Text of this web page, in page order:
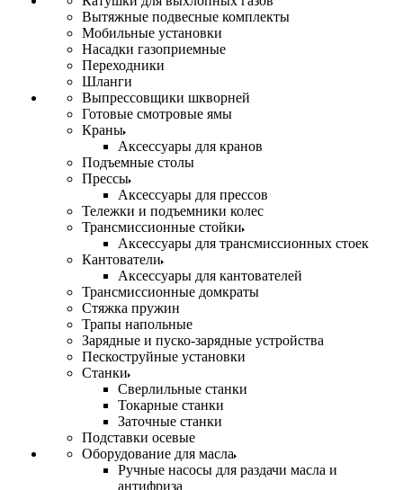
Вытяжные подвесные комплекты
Мобильные установки
Насадки газоприемные
Переходники
Шланги
Выпрессовщики шкворней
Готовые смотровые ямы
Краны
Аксессуары для кранов
Подъемные столы
Прессы
Аксессуары для прессов
Тележки и подъемники колес
Трансмиссионные стойки
Аксессуары для трансмиссионных стоек
Кантователи
Аксессуары для кантователей
Трансмиссионные домкраты
Стяжка пружин
Трапы напольные
Зарядные и пуско-зарядные устройства
Пескоструйные установки
Станки
Сверлильные станки
Токарные станки
Заточные станки
Подставки осевые
Оборудование для масла
Ручные насосы для раздачи масла и
антифриза